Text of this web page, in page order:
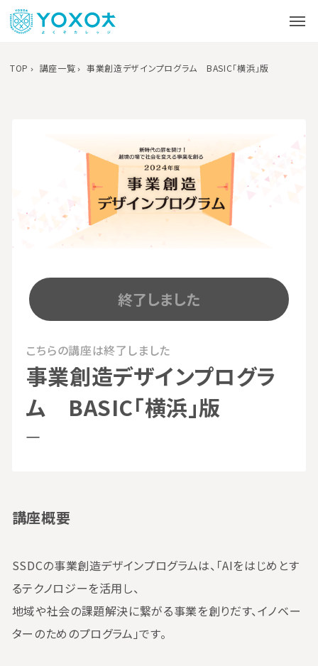
TOP 講座一覧 事業創造デザインプログラム BASIC「横浜」版
終了しました
こちらの講座は終了しました
事業創造デザインプログラ
ム BASIC「横浜」版
講座概要
SSDCの事業創造デザインプログラムは、「AIをはじめとす
るテクノロジーを活用し、
地域や社会の課題解決に繋がる事業を創りだす、イノベー
ターのためのプログラム」です。